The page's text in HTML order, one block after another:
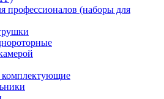
профессионалов (наборы для